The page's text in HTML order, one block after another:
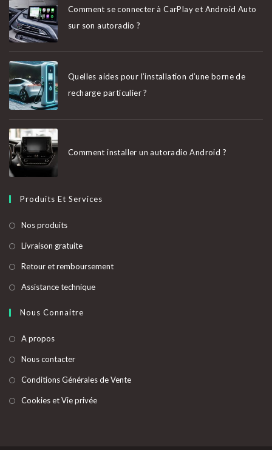
nouvel
onglet
nouvel
onglet
nouvel
onglet
nouvel
Comment se connecter à CarPlay et Android Auto
sur son autoradio ?
Quelles aides pour l’installation d’une borne de
recharge particulier ?
Comment installer un autoradio Android ?
Produits Et Services
Nos produits
nouvel
onglet
Livraison gratuiteS’ouvre
nouvel
Retour et remboursementS’ouvre
Assistance techniqueS’ouvre
Nous Connaitre
A propos
Nous contacter
Conditions Générales de Vente
Cookies et Vie privée